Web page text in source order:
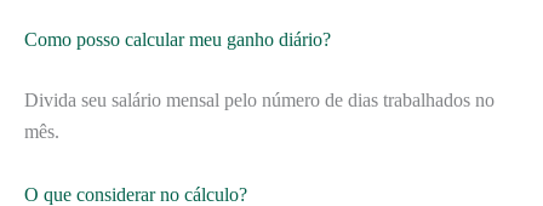
Como posso calcular meu ganho diário?
Divida seu salário mensal pelo número de dias trabalhados no
mês.
O que considerar no cálculo?